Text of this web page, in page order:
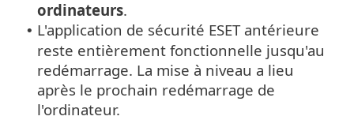
ordinateurs.
• L'application de sécurité ESET antérieure
reste entièrement fonctionnelle jusqu'au
redémarrage. La mise à niveau a lieu
après le prochain redémarrage de
l'ordinateur.